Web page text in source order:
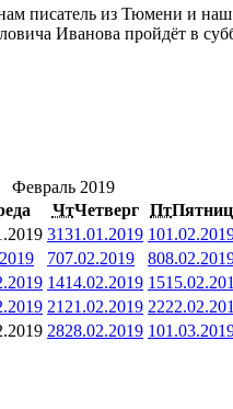
Иванова пройдёт в
Февраль 2019
ЧтЧетверг Пт
3131.01.2019 1
707.02.2019 8
1414.02.2019 15
21 21.02.2019 22
2828.02.2019 1